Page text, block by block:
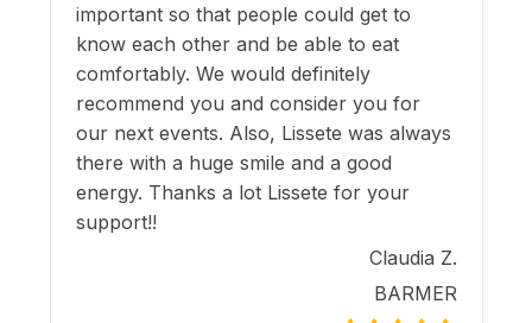
important so that people could get to
know each other and be able to eat
comfortably. We would definitely
recommend you and consider you for
our next events. Also, Lissete was always
there with a huge smile and a good
energy. Thanks a lot Lissete for your
support!!
Claudia Z.
BARMER